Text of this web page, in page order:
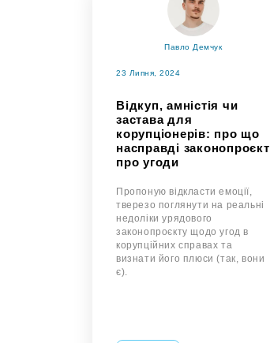
Павло Демчук
23 Липня, 2024
Відкуп, амністія чи
застава для
корупціонерів: про що
насправді законопроєкт
про угоди
Пропоную відкласти емоції,
тверезо поглянути на реальні
недоліки урядового
законопроєкту щодо угод в
корупційних справах та
визнати його плюси (так, вони
є).